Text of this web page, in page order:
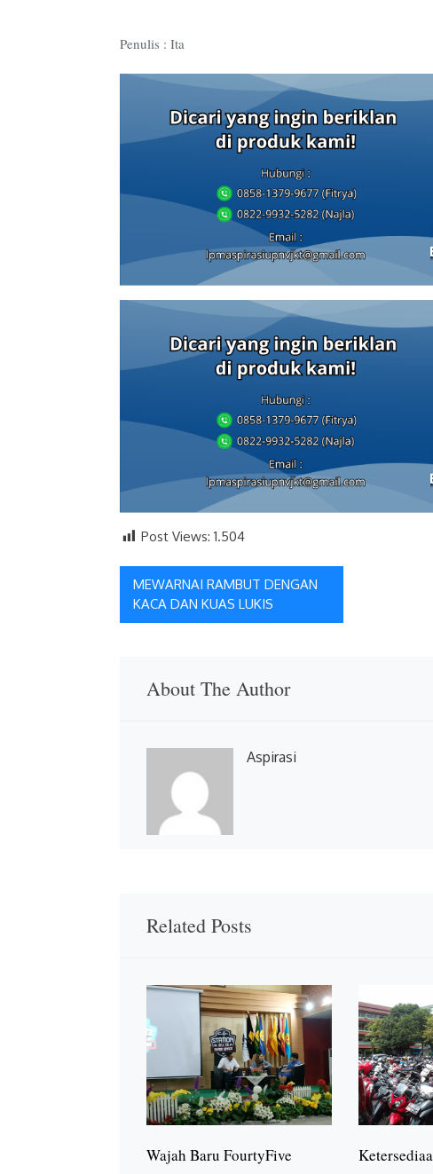
Penulis : Ita
Post Views: 1.504
Navigasi
pos
MEWARNAI RAMBUT DENGAN
KACA DAN KUAS LUKIS
About The Author
Aspirasi
Related Posts
Wajah Baru FourtyFive